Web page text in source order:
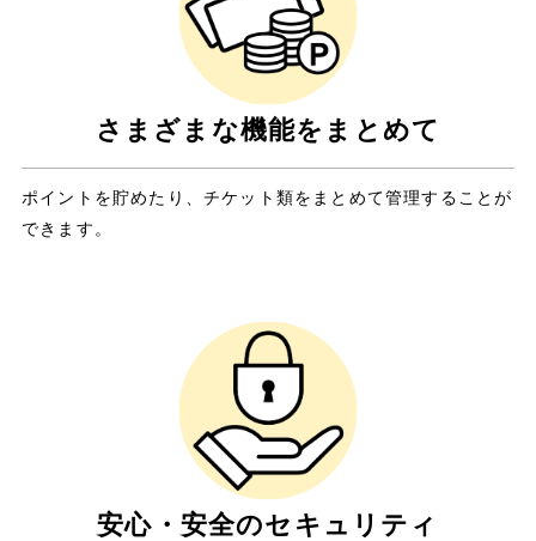
さまざまな機能をまとめて​
ポイントを貯めたり、チケット類をまとめて管理することが
できます​。​
安心・安全のセキュリティ​